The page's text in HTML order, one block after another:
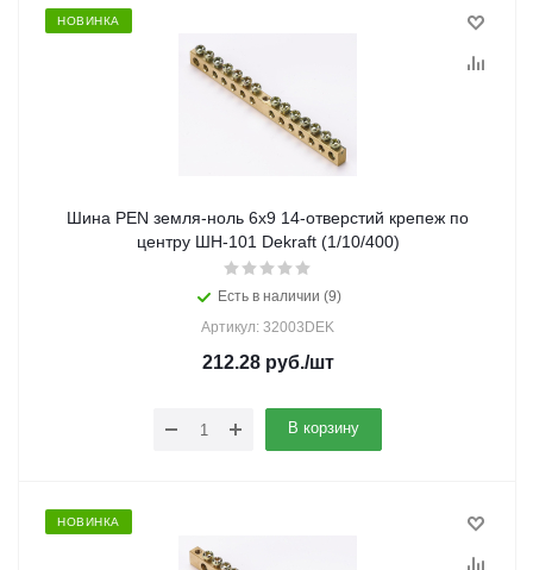
НОВИНКА
Шина PEN земля-ноль 6х9 14-отверстий крепеж по
центру ШН-101 Dekraft (1/10/400)
Есть в наличии (9)
Артикул: 32003DEK
212.28руб./шт
В корзину
НОВИНКА